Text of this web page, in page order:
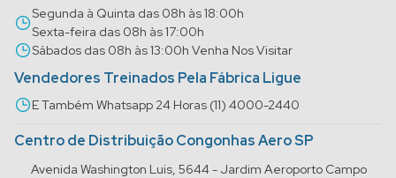
Segunda à Quinta das 08h às 18:00h
Sexta-feira das 08h às 17:00h
Sábados das 08h às 13:00h Venha Nos Visitar
Vendedores Treinados Pela Fábrica Ligue
E Também Whatsapp 24 Horas (11) 4000-2440
Centro de Distribuição Congonhas Aero SP
Avenida Washington Luis, 5644 - Jardim Aeroporto Campo